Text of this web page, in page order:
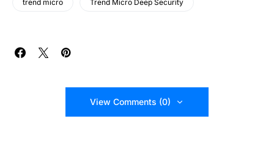
trend micro Trend Micro Deep Security
View Comments (0)